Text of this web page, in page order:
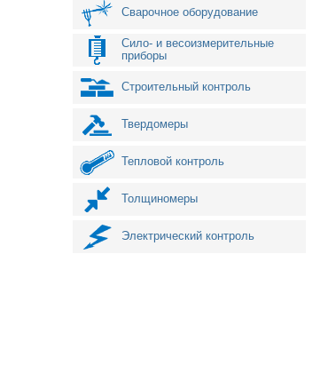
Сварочное оборудование
Сило- и весоизмерительные
приборы
Строительный контроль
Твердомеры
Тепловой контроль
Толщиномеры
Электрический контроль